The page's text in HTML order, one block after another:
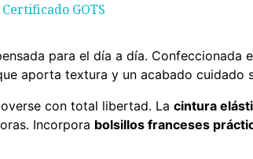
GOTS
para el día a día. Confeccionada
aporta textura y un acabado cuidado
con total libertad. La cintura
Incorpora bolsillos franceses